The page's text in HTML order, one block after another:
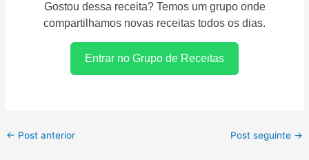
Gostou dessa receita? Temos um grupo onde
compartilhamos novas receitas todos os dias.
Entrar no Grupo de Receitas
← Post anterior Post seguinte →